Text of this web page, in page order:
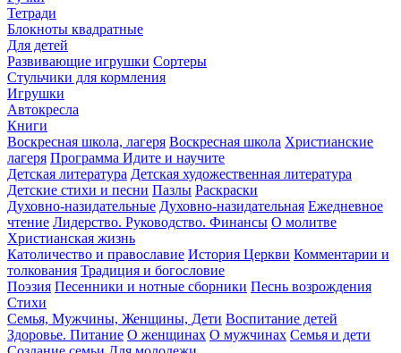
Тетради
Блокноты квадратные
Для детей
Развивающие игрушки Сортеры
Стульчики для кормления
Игрушки
Автокресла
Книги
Воскресная школа, лагеря Воскресная школа Христианские
лагеря Программа Идите и научите
Детская литература Детская художественная литература
Детские стихи и песни Пазлы Раскраски
Духовно-назидательные Духовно-назидательная Ежедневное
чтение Лидерство. Руководство. Финансы О молитве
Христианская жизнь
Католичество и православие История Церкви Комментарии и
толкования Традиция и богословие
Поэзия Песенники и нотные сборники Песнь возрождения
Стихи
Семья, Мужчины, Женщины, Дети Воспитание детей
Здоровье. Питание О женщинах О мужчинах Семья и дети